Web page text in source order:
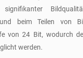
beim Teilen von
von 24 Bit, wodurch
werden.